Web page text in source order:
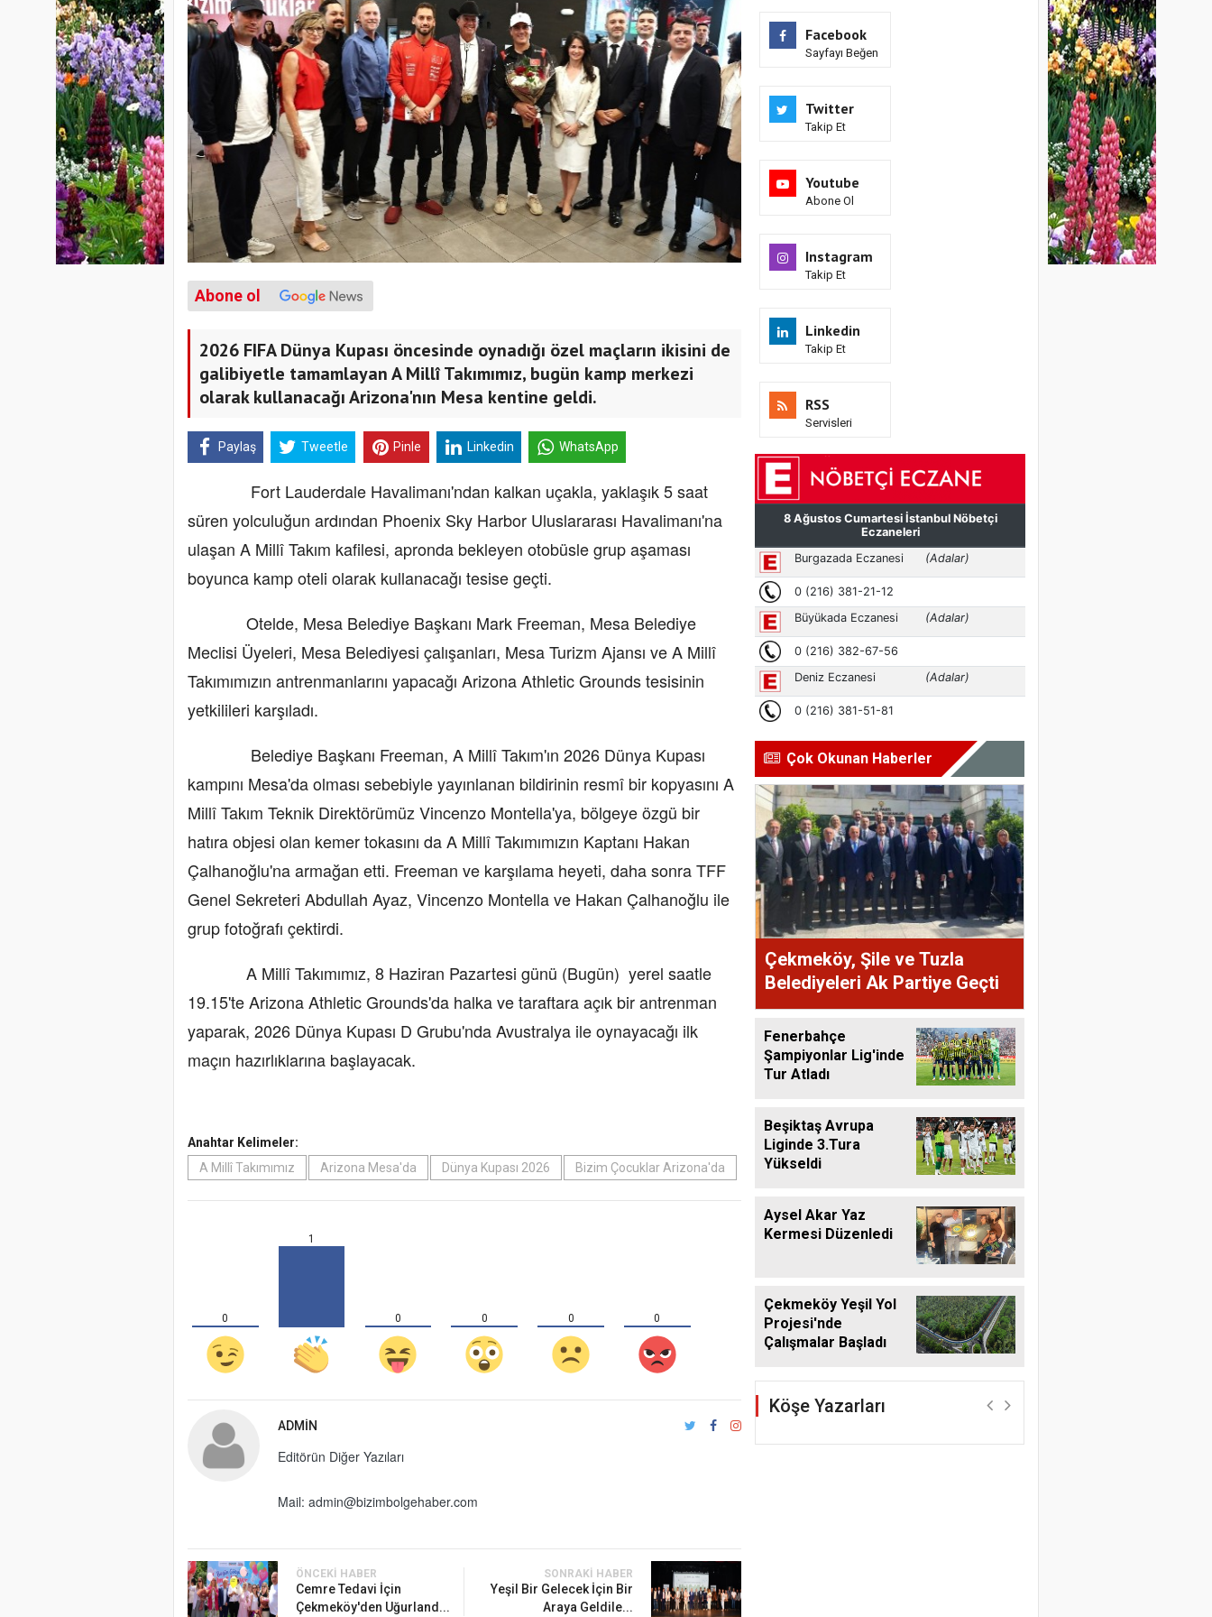
Abone ol
2026 FIFA Dünya Kupası öncesinde oynadığı özel maçların ikisini de
galibiyetle tamamlayan A Millî Takımımız, bugün kamp merkezi
olarak kullanacağı Arizona'nın Mesa kentine geldi.
Paylaş Tweetle Pinle Linkedin WhatsApp
Fort Lauderdale Havalimanı'ndan kalkan uçakla, yaklaşık 5 saat
süren yolculuğun ardından Phoenix Sky Harbor Uluslararası Havalimanı'na
ulaşan A Millî Takım kafilesi, apronda bekleyen otobüsle grup aşaması
boyunca kamp oteli olarak kullanacağı tesise geçti.
Otelde, Mesa Belediye Başkanı Mark Freeman, Mesa Belediye
Meclisi Üyeleri, Mesa Belediyesi çalışanları, Mesa Turizm Ajansı ve A Millî
Takımımızın antrenmanlarını yapacağı Arizona Athletic Grounds tesisinin
yetkilileri karşıladı.
Belediye Başkanı Freeman, A Millî Takım'ın 2026 Dünya Kupası
kampını Mesa'da olması sebebiyle yayınlanan bildirinin resmî bir kopyasını A
Millî Takım Teknik Direktörümüz Vincenzo Montella'ya, bölgeye özgü bir
hatıra objesi olan kemer tokasını da A Millî Takımımızın Kaptanı Hakan
Çalhanoğlu'na armağan etti. Freeman ve karşılama heyeti, daha sonra TFF
Genel Sekreteri Abdullah Ayaz, Vincenzo Montella ve Hakan Çalhanoğlu ile
grup fotoğrafı çektirdi.
A Millî Takımımız, 8 Haziran Pazartesi günü (Bugün) yerel saatle
19.15'te Arizona Athletic Grounds'da halka ve taraftara açık bir antrenman
yaparak, 2026 Dünya Kupası D Grubu'nda Avustralya ile oynayacağı ilk
maçın hazırlıklarına başlayacak.
Anahtar Kelimeler:
A Millî Takımımız
Arizona Mesa'da Dünya Kupası 2026 Bizim Çocuklar Arizona'da
0
1
0 0 0 0
ADMIN
Editörün Diğer Yazıları
Mail: admin@bizimbolgehaber.com
ÖNCEKI HABER
Cemre Tedavi İçin
Çekmeköy'den Uğurland...
SONRAKI HABER
Yeşil Bir Gelecek İçin Bir
Araya Geldile...
Facebook
Sayfayı Beğen
Twitter
Takip Et
Youtube
Abone Ol
Instagram
Takip Et
Linkedin
Takip Et
RSS
Servisleri
Çok Okunan Haberler
Çekmeköy, Şile ve Tuzla
Belediyeleri Ak Partiye Geçti
Fenerbahçe
Şampiyonlar Lig'inde
Tur Atladı
Beşiktaş Avrupa
Liginde 3.Tura
Yükseldi
Aysel Akar Yaz
Kermesi Düzenledi
Çekmeköy Yeşil Yol
Projesi'nde
Çalışmalar Başladı
Köşe Yazarları